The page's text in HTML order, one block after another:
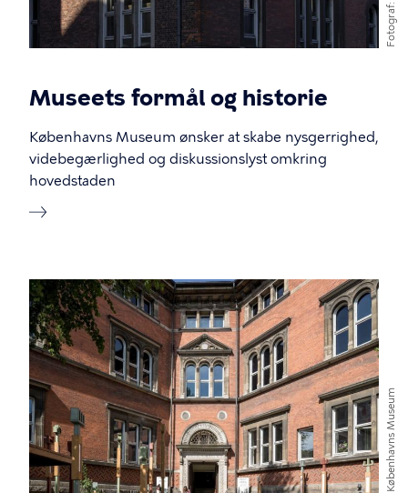
Fotograf
Museets formål og historie
Københavns Museum ønsker at skabe nysgerrighed,
videbegærlighed og diskussionslyst omkring
hovedstaden
Københavns Museum